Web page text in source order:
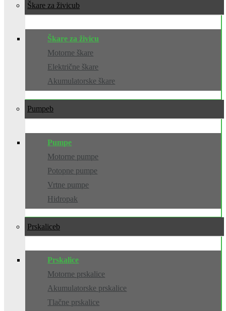
Škare za živicu
Škare za živicu
Motorne škare
Električne škare
Akumulatorske škare
Pumpe
Pumpe
Motorne pumpe
Potopne pumpe
Vrtne pumpe
Hidropak
Prskalice
Prskalice
Motorne prskalice
Akumulatorske prskalice
Tlačne prskalice